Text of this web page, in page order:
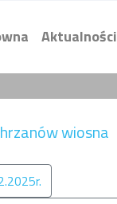
Aktualności
wiosna